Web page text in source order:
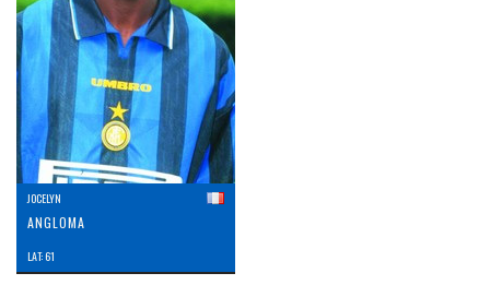
JOCELYN
ANGLOMA
LAT: 61